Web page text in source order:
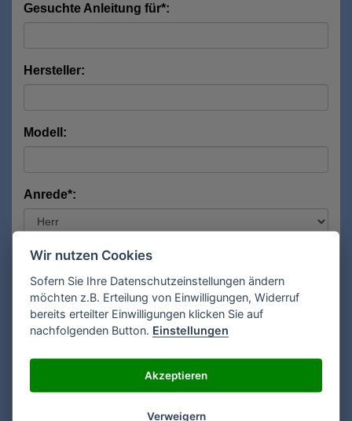
Gesuchte Anleitung für*:
Hersteller:
Modell:
Anrede*:
Vorname*:
Nachname*:
Wir nutzen Cookies
Sofern Sie Ihre Datenschutzeinstellungen ändern
möchten z.B. Erteilung von Einwilligungen, Widerruf
bereits erteilter Einwilligungen klicken Sie auf
nachfolgenden Button. Einstellungen
Akzeptieren
Verweigern